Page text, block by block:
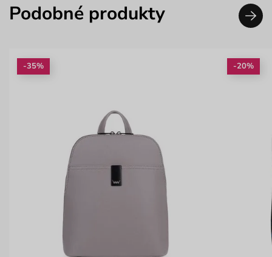
Podobné produkty
-35% -20%